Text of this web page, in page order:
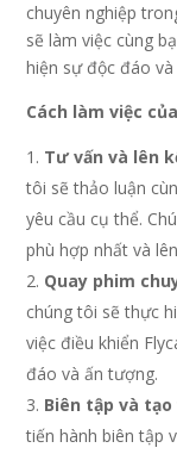
chuyên nghiệp
sẽ làm việc cùng
hiện sự độc đáo
Cách làm việc
Tư vấn và lên
tôi sẽ thảo luận
yêu cầu cụ thể.
phù hợp nhất và
Quay phim
chúng tôi sẽ thực
việc điều khiển
đáo và ấn tượng.
Biên tập và tạo
tiến hành biên tập